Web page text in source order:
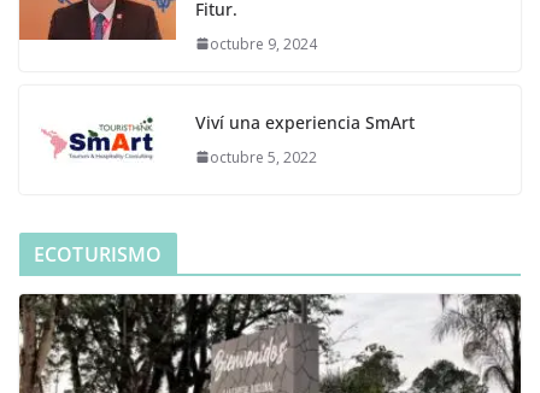
Fitur.
octubre 9, 2024
Viví una experiencia SmArt
octubre 5, 2022
ECOTURISMO